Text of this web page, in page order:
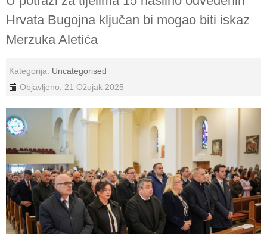
Hrvata Bugojna ključan bi mogao biti iskaz
Merzuka Aletića
Kategorija: Uncategorised
Objavljeno: 21 Ožujak 2025